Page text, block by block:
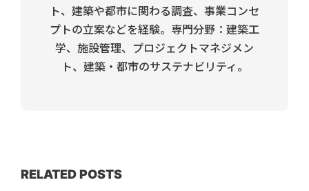
ト、建築や都市に関わる調査、事業コンセ
プトの立案などを経験。専門分野：建築工
学、施設管理、プロジェクトマネジメン
ト、建築・都市のサステナビリティ。
RELATED POSTS